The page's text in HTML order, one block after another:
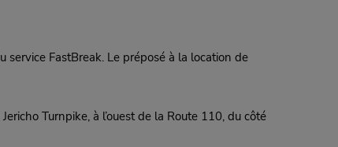
FastBreak. Le préposé à la location de
Turnpike, à l’ouest de la Route 110, du côté